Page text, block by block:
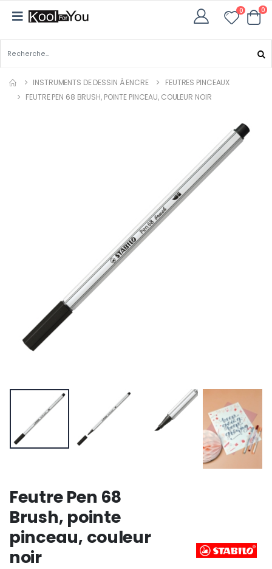
0 0
INSTRUMENTS DE DESSIN À ENCRE
FEUTRES PINCEAUX
FEUTRE PEN 68 BRUSH, POINTE PINCEAU, COULEUR NOIR
Feutre Pen 68
Brush, pointe
pinceau, couleur
noir